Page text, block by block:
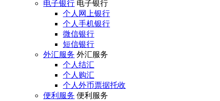
电子银行 电子银行
个人网上银行
个人手机银行
微信银行
短信银行
外汇服务 外汇服务
个人结汇
个人购汇
个人外币票据托收
便利服务 便利服务